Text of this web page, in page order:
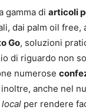
gamma di articoli
dai palm oil
Go, soluzioni
di riguardo non
numerose
anche nel
local per rendere